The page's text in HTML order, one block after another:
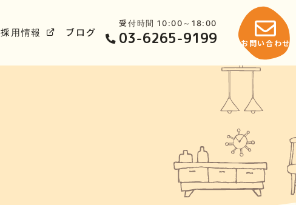
採用情報 ブログ
受付時間 10:00～18:00
03-6265-9199 お問い合わせ